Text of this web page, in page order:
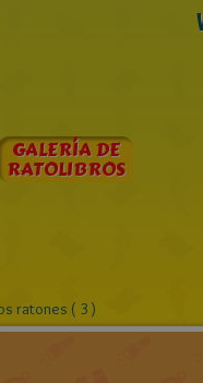
GALERÍA DE
RATOLIBROS
ratones ( 3 )